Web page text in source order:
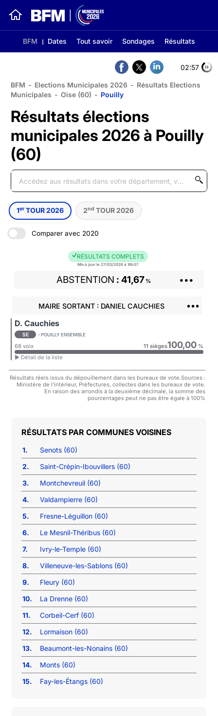
BFM Dates Tout savoir Sondages Résultats
02:56
BFM - Elections Municipales 2026 - Résultats Elections
Municipales - Oise (60) - Pouilly
Résultats élections
municipales 2026 à Pouilly
(60)
1er TOUR 2026 2nd TOUR 2026
Comparer avec 2020
RÉSULTATS COMPLETS
Mis à jour le 27/03/2026 à 16h37
ABSTENTION 41,67 % •••
MAIRE SORTANT : DANIEL CAUCHIES •••
D. Cauchies
SE - POUILLY ENSEMBLE
68 voix 11 sièges100,00%
► Détail de la liste
Résultats réels issus du dépouillement dans les bureaux de vote.Sources :
Ministère de l'intérieur, Préfectures, collectes dans les bureaux de vote.
En raison des arrondis à la deuxième décimale, la somme des
pourcentages peut ne pas être égale à 100%
COMMUNES VOISINES
1.
Senots (60)
2.
Saint-Crépin-Ibouvillers (60)
3.
Montchevreuil (60)
4.
Valdampierre (60)
5.
Fresne-Léguillon (60)
6.
Le Mesnil-Théribus (60)
7.
Ivry-le-Temple (60)
8.
Villeneuve-les-Sablons (60)
9.
Fleury (60)
10.
La Drenne (60)
11.
Corbeil-Cerf (60)
12.
Lormaison (60)
13.
Beaumont-les-Nonains (60)
14.
Monts (60)
15.
Fay-les-Étangs (60)